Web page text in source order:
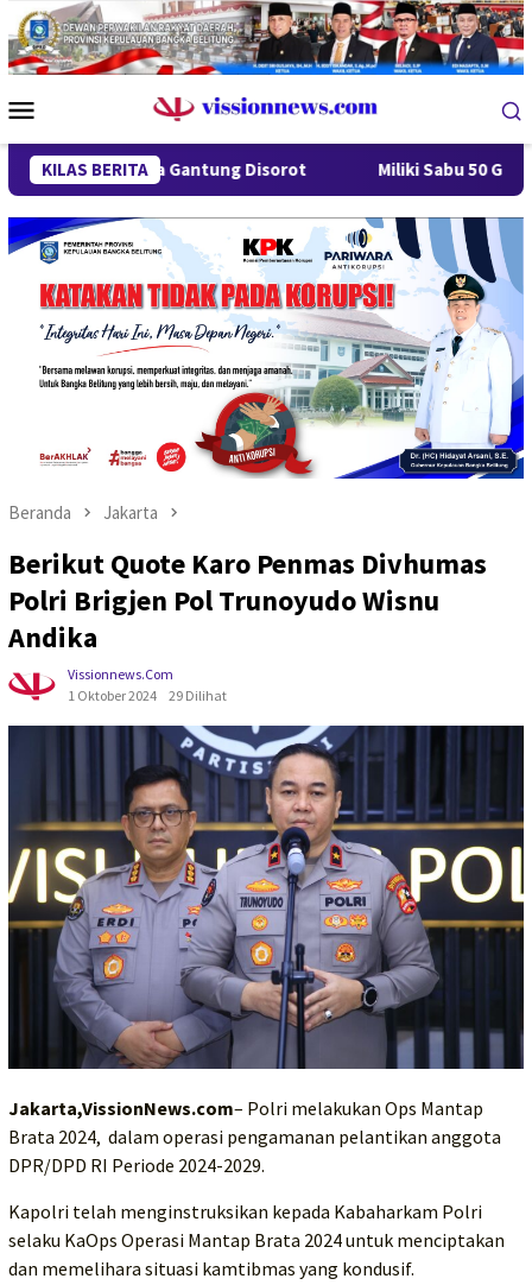
Loncat
ke
konten
Mobile
KILAS BERITA
Gantung Disorot Miliki Sabu 50 Gram, IRT di
Beranda Jakarta
Berikut Quote Karo Penmas Divhumas
Polri Brigjen Pol Trunoyudo Wisnu
Andika
Vissionnews.com
1 Oktober 2024
29 Dilihat
Jakarta,VissionNews.com– Polri melakukan Ops Mantap
Brata 2024, dalam operasi pengamanan pelantikan anggota
DPR/DPD RI Periode 2024-2029.
Kapolri telah menginstruksikan kepada Kabaharkam Polri
selaku KaOps Operasi Mantap Brata 2024 untuk menciptakan
dan memelihara situasi kamtibmas yang kondusif.